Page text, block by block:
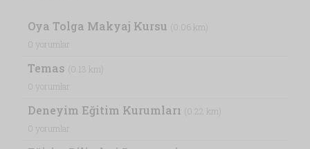
Oya Tolga Makyaj Kursu (0.06 km)
0 yorumlar
Temas (0.13 km)
0 yorumlar
Deneyim Eğitim Kurumları (0.22 km)
0 yorumlar